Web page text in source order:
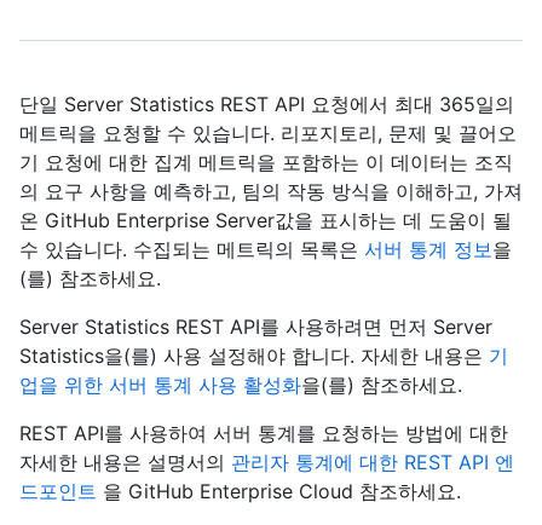
단일 Server Statistics REST API 요청에서 최대 365일의
메트릭을 요청할 수 있습니다. 리포지토리, 문제 및 끌어오
기 요청에 대한 집계 메트릭을 포함하는 이 데이터는 조직
의 요구 사항을 예측하고, 팀의 작동 방식을 이해하고, 가져
온 GitHub Enterprise Server값을 표시하는 데 도움이 될
수 있습니다. 수집되는 메트릭의 목록은 서버 통계 정보을
(를) 참조하세요.
Server Statistics REST API를 사용하려면 먼저 Server
Statistics을(를) 사용 설정해야 합니다. 자세한 내용은 기
업을 위한 서버 통계 사용 활성화을(를) 참조하세요.
REST API를 사용하여 서버 통계를 요청하는 방법에 대한
자세한 내용은 설명서의 관리자 통계에 대한 REST API 엔
드포인트 을 GitHub Enterprise Cloud 참조하세요.